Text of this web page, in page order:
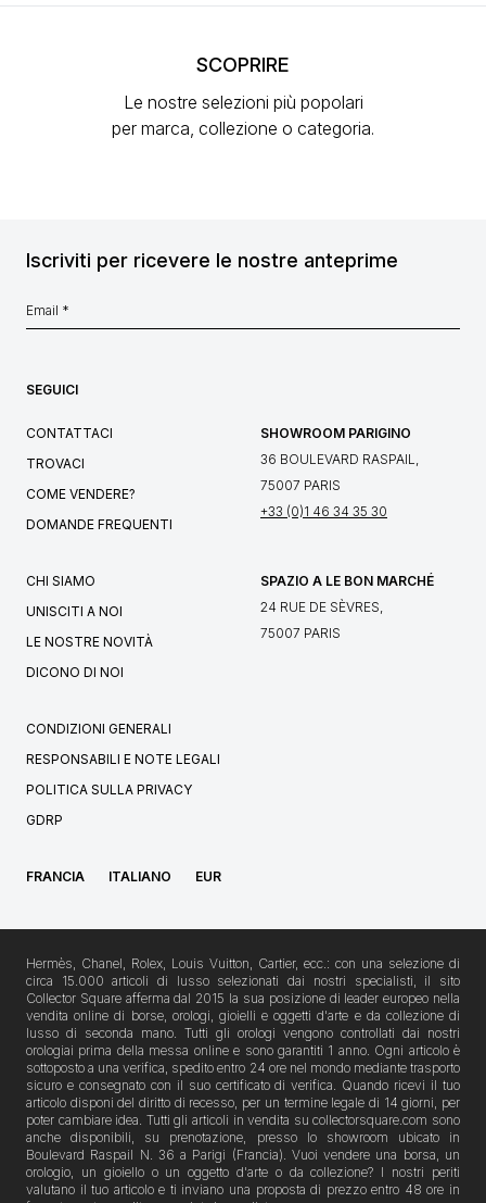
SCOPRIRE
Le nostre selezioni più popolari
per marca, collezione o categoria.
Iscriviti per ricevere le nostre anteprime
SEGUICI
CONTATTACI
TROVACI
COME VENDERE?
DOMANDE FREQUENTI
SHOWROOM PARIGINO
36 BOULEVARD RASPAIL,
75007 PARIS
+33 (0)1 46 34 35 30
CHI SIAMO
UNISCITI A NOI
LE NOSTRE NOVITÀ
DICONO DI NOI
SPAZIO A LE BON MARCHÉ
24 RUE DE SÈVRES,
75007 PARIS
CONDIZIONI GENERALI
RESPONSABILI E NOTE LEGALI
POLITICA SULLA PRIVACY
GDRP
FRANCIA ITALIANO EUR
Hermès, Chanel, Rolex, Louis Vuitton, Cartier, ecc.: con una selezione di
circa 15.000 articoli di lusso selezionati dai nostri specialisti, il sito
Collector Square afferma dal 2015 la sua posizione di leader europeo nella
vendita online di borse, orologi, gioielli e oggetti d'arte e da collezione di
lusso di seconda mano. Tutti gli orologi vengono controllati dai nostri
orologiai prima della messa online e sono garantiti 1 anno. Ogni articolo è
sottoposto a una verifica, spedito entro 24 ore nel mondo mediante trasporto
sicuro e consegnato con il suo certificato di verifica. Quando ricevi il tuo
articolo disponi del diritto di recesso, per un termine legale di 14 giorni, per
poter cambiare idea. Tutti gli articoli in vendita su collectorsquare.com sono
anche disponibili, su prenotazione, presso lo showroom ubicato in
Boulevard Raspail N. 36 a Parigi (Francia). Vuoi vendere una borsa, un
orologio, un gioiello o un oggetto d'arte o da collezione? I nostri periti
valutano il tuo articolo e ti inviano una proposta di prezzo entro 48 ore in